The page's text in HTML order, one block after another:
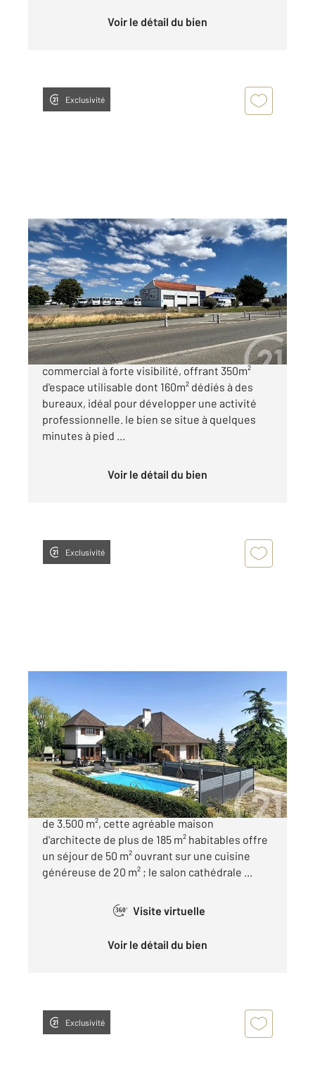
Voir le détail du bien
Exclusivité
RIOM 63
160 m2, 7 pièces
Ref : 16807
Maison à vendre
525 000 €
À Riom (63200), ce local s'inscrit sur un axe
commercial à forte visibilité, offrant 350m²
d'espace utilisable dont 160m² dédiés à des
bureaux, idéal pour développer une activité
professionnelle. le bien se situe à quelques
minutes à pied ...
Voir le détail du bien
Exclusivité
180 m
Ref : 25169
Maison à vendre
495 000 €
Entre Riom et Clermont sur un terrain arboré
de 3.500 m², cette agréable maison
d'architecte de plus de 185 m² habitables offre
un séjour de 50 m² ouvrant sur une cuisine
généreuse de 20 m² ; le salon cathédrale ...
360° Visite virtuelle
Voir le détail du bien
Exclusivité